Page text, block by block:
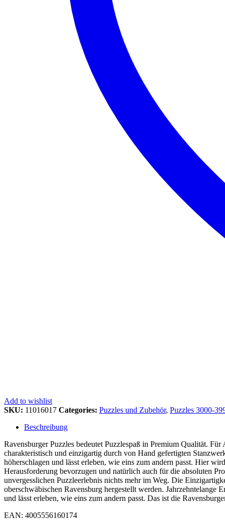
Add to wishlist
SKU: 11016017 Categories: Puzzles und Zubehör, Puzzles 3000-
Beschreibung
Ravensburger Puzzles bedeutet Puzzlespaß in Premium Qualität.
charakteristisch und einzigartig durch von Hand gefertigten
höherschlagen und lässt erleben, wie eins zum andern passt. Hier
Herausforderung bevorzugen und natürlich auch für die absoluten
unvergesslichen Puzzleerlebnis nichts mehr im Weg. Die
oberschwäbischen Ravensburg hergestellt werden.
und lässt erleben, wie eins zum andern passt. Das ist die
EAN: 4005556160174